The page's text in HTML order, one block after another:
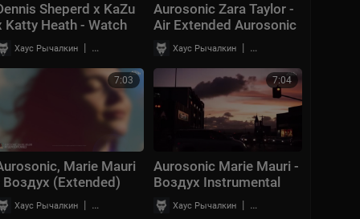
Sheperd x KaZu
Katty Heath - Watch
Me Aurosonic
Extended Remix
Хаус Рычалкин | 62 просмотры
Aurosonic Zara Taylor -
Air Extended Aurosonic
MusicХаус Рычалкин | 40 просмотры
7:03
Marie Mauri
Воздух (Extended)
MUSIC]
Хаус Рычалкин | 99 просмотры
7:04
Aurosonic Marie Mauri -
Воздух Instrumental
AUROSONIC MUSIC
Хаус Рычалкин | 17 просмотры